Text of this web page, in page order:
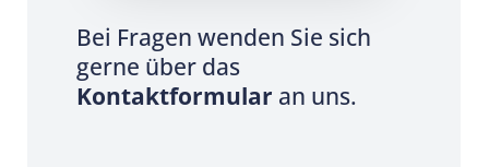
Bei Fragen wenden Sie sich
gerne über das
Kontaktformular an uns.